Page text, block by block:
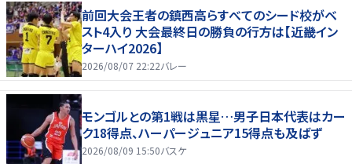
前回大会王者の鎮西高らすべてのシード校がベ
スト4入り 大会最終日の勝負の行方は【近畿イン
ターハイ2026】
2026/08/07 22:22バレー
モンゴルとの第1戦は黒星…男子日本代表はカー
ク18得点、ハーパージュニア15得点も及ばず
2026/08/09 15:50バスケ